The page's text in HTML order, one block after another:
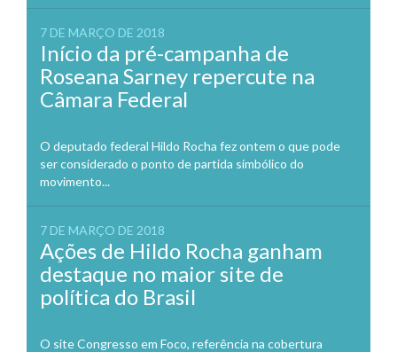
7 DE MARÇO DE 2018
Início da pré-campanha de
Roseana Sarney repercute na
Câmara Federal
O deputado federal Hildo Rocha fez ontem o que pode
ser considerado o ponto de partida simbólico do
movimento...
7 DE MARÇO DE 2018
Ações de Hildo Rocha ganham
destaque no maior site de
política do Brasil
O site Congresso em Foco, referência na cobertura